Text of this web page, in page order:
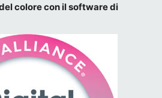
colore con il software di